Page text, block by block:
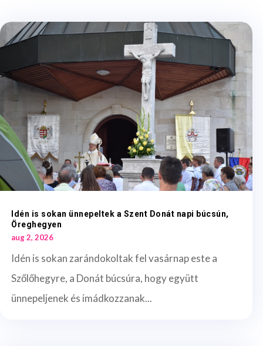
Idén is sokan ünnepeltek a Szent Donát napi búcsún,
Öreghegyen
aug 2, 2026
Idén is sokan zarándokoltak fel vasárnap este a
Szőlőhegyre, a Donát búcsúra, hogy együtt
ünnepeljenek és imádkozzanak...